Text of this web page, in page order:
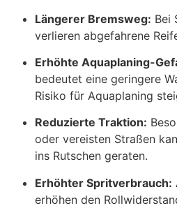
Längerer Bremsweg: Bei
verlieren abgefahrene
Erhöhte Aquaplaning-
bedeutet eine geringere
Risiko für Aquaplaning
Reduzierte Traktion:
oder vereisten Straßen
ins Rutschen geraten.
Erhöhter Spritverbrauch:
erhöhen den